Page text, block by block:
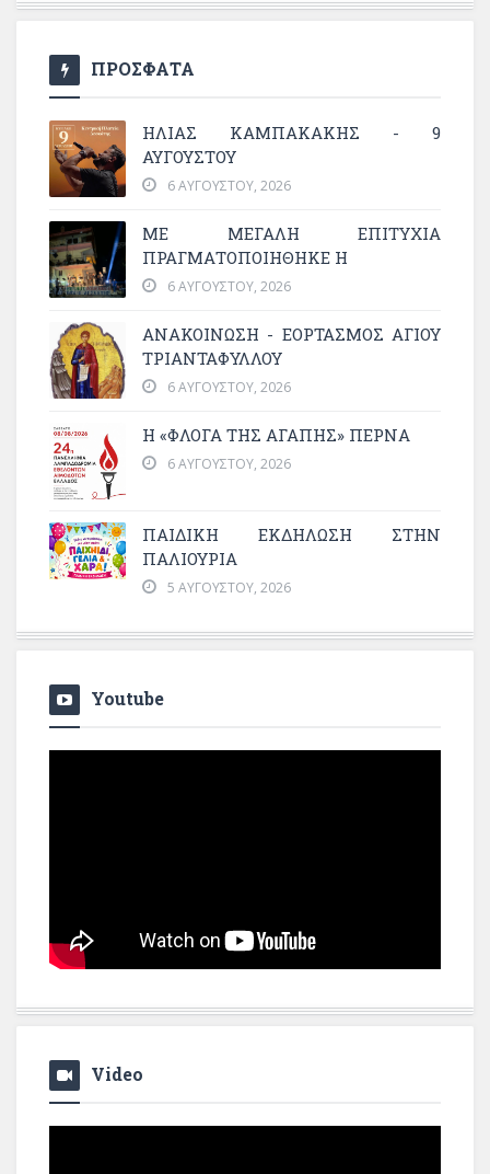
ΠΡΟΣΦΑΤΑ
ΗΛΙΑΣ ΚΑΜΠΑΚΑΚΗΣ - 9
ΑΥΓΟΥΣΤΟΥ
6 ΑΥΓΟΎΣΤΟΥ, 2026
ΜΕ ΜΕΓΆΛΗ ΕΠΙΤΥΧΊΑ
ΠΡΑΓΜΑΤΟΠΟΙΉΘΗΚΕ Η
6 ΑΥΓΟΎΣΤΟΥ, 2026
ΑΝΑΚΟΙΝΩΣΗ - ΕΟΡΤΑΣΜΟΣ ΑΓΙΟΥ
ΤΡΙΑΝΤΑΦΥΛΛΟΥ
6 ΑΥΓΟΎΣΤΟΥ, 2026
Η «ΦΛΌΓΑ ΤΗΣ ΑΓΆΠΗΣ» ΠΕΡΝΆ
6 ΑΥΓΟΎΣΤΟΥ, 2026
ΠΑΙΔΙΚΗ ΕΚΔΗΛΩΣΗ ΣΤΗΝ
ΠΑΛΙΟΥΡΙΑ
5 ΑΥΓΟΎΣΤΟΥ, 2026
Youtube
Video